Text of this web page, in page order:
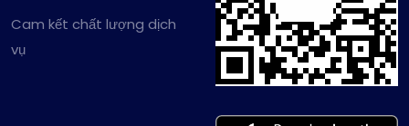
Cam kết chất lượng dịch
vụ